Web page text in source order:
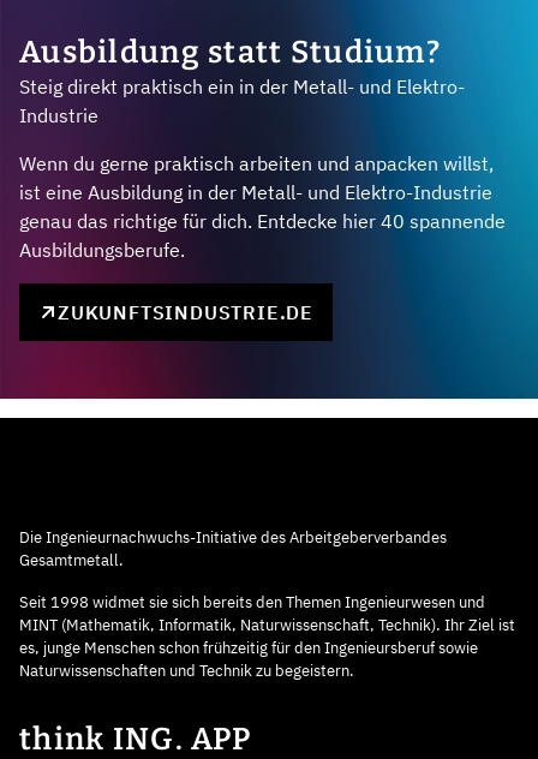
Ausbildung statt Studium?
Steig direkt praktisch ein in der Metall- und Elektro-
Industrie
Wenn du gerne praktisch arbeiten und anpacken willst,
ist eine Ausbildung in der Metall- und Elektro-Industrie
genau das richtige für dich. Entdecke hier 40 spannende
Ausbildungsberufe.
ZUKUNFTSINDUSTRIE.DE
Die Ingenieurnachwuchs-Initiative des Arbeitgeberverbandes
Gesamtmetall.
Seit 1998 widmet sie sich bereits den Themen Ingenieurwesen und
MINT (Mathematik, Informatik, Naturwissenschaft, Technik). Ihr Ziel ist
es, junge Menschen schon frühzeitig für den Ingenieursberuf sowie
Naturwissenschaften und Technik zu begeistern.
think ING. APP